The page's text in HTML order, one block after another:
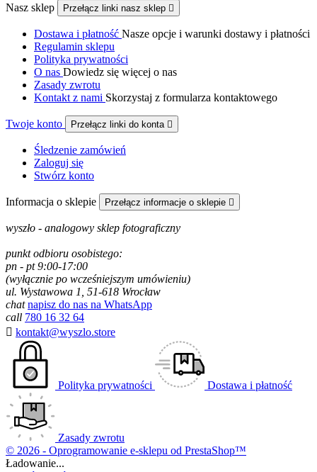
Nasz sklep Przełącz linki nasz sklep 
Dostawa i płatność Nasze opcje i warunki dostawy i płatności
Regulamin sklepu
Polityka prywatności
O nas Dowiedz się więcej o nas
Zasady zwrotu
Kontakt z nami Skorzystaj z formularza kontaktowego
Twoje konto Przełącz linki do konta 
Śledzenie zamówień
Zaloguj się
Stwórz konto
Informacja o sklepie Przełącz informacje o sklepie 
wyszło - analogowy sklep fotograficzny
punkt odbioru osobistego:
pn - pt 9:00-17:00
(wyłącznie po wcześniejszym umówieniu)
ul. Wystawowa 1, 51-618 Wrocław
chat napisz do nas na WhatsApp
call 780 16 32 64
 kontakt@wyszlo.store
Polityka prywatności Dostawa i płatność
Zasady zwrotu
© 2026 - Oprogramowanie e-sklepu od PrestaShop™
Ładowanie...